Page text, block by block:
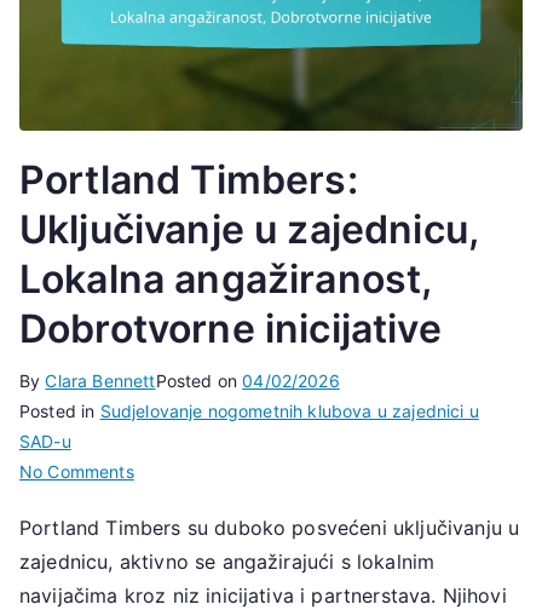
Portland Timbers:
Uključivanje u zajednicu,
Lokalna angažiranost,
Dobrotvorne inicijative
ByClara BennettPosted on04/02/2026
Posted in Sudjelovanje nogometnih klubova u zajednici u
SAD-u
No Commentson
Timbers:
Uključivanje
u
Portland Timbers su duboko posvećeni uključivanju u
zajednicu, aktivno se angažirajući s lokalnim
navijačima kroz niz inicijativa i partnerstava. Njihovi